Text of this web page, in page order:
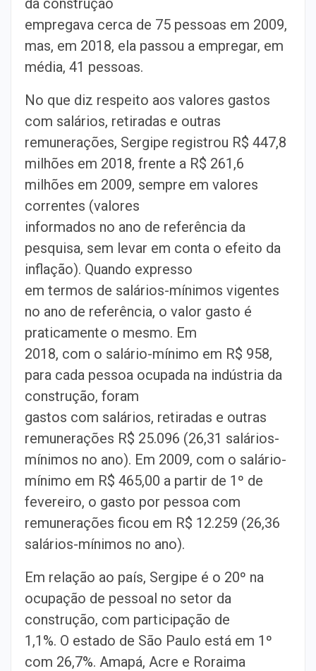
da construção
empregava cerca de 75 pessoas em 2009,
mas, em 2018, ela passou a empregar, em
média, 41 pessoas.
No que diz respeito aos valores gastos
com salários, retiradas e outras
remunerações, Sergipe registrou R$ 447,8
milhões em 2018, frente a R$ 261,6
milhões em 2009, sempre em valores
correntes (valores
informados no ano de referência da
pesquisa, sem levar em conta o efeito da
inflação). Quando expresso
em termos de salários-mínimos vigentes
no ano de referência, o valor gasto é
praticamente o mesmo. Em
2018, com o salário-mínimo em R$ 958,
para cada pessoa ocupada na indústria da
construção, foram
gastos com salários, retiradas e outras
remunerações R$ 25.096 (26,31 salários-
mínimos no ano). Em 2009, com o salário-
mínimo em R$ 465,00 a partir de 1º de
fevereiro, o gasto por pessoa com
remunerações ficou em R$ 12.259 (26,36
salários-mínimos no ano).
Em relação ao país, Sergipe é o 20º na
ocupação de pessoal no setor da
construção, com participação de
1,1%. O estado de São Paulo está em 1º
com 26,7%. Amapá, Acre e Roraima